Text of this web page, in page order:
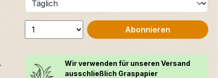
Abonnieren
Wir verwenden für unseren Versand
ausschließlich Graspapier